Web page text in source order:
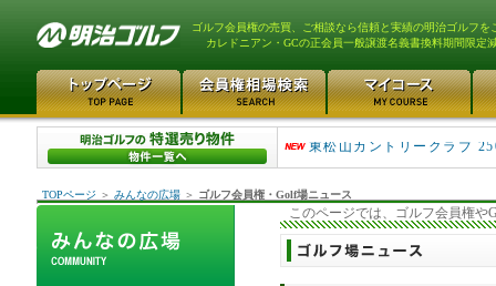
ゴルフ会員権の売買、ご相談なら信頼と実績の明治ゴルフを
カレドニアン・GCの正会員一般譲渡名義書換料期間限定
平塚富士見カントリーク
東松山カントリークラブ
TOPページ ＞ みんなの広場 ＞ ゴルフ会員権・Golf場ニュース
このページでは、ゴルフ会員権や